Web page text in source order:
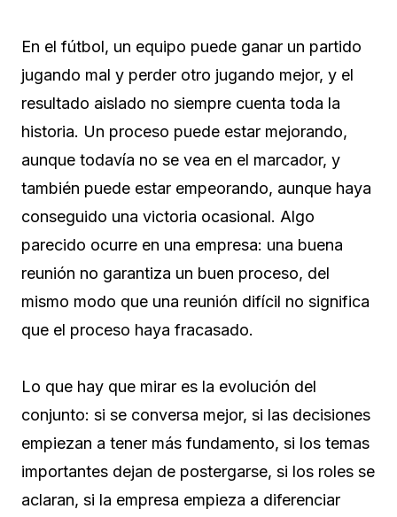
En el fútbol, un equipo puede ganar un partido
jugando mal y perder otro jugando mejor, y el
resultado aislado no siempre cuenta toda la
historia. Un proceso puede estar mejorando,
aunque todavía no se vea en el marcador, y
también puede estar empeorando, aunque haya
conseguido una victoria ocasional. Algo
parecido ocurre en una empresa: una buena
reunión no garantiza un buen proceso, del
mismo modo que una reunión difícil no significa
que el proceso haya fracasado.
Lo que hay que mirar es la evolución del
conjunto: si se conversa mejor, si las decisiones
empiezan a tener más fundamento, si los temas
importantes dejan de postergarse, si los roles se
aclaran, si la empresa empieza a diferenciar